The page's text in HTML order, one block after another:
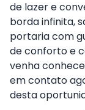
de lazer e
borda infinita,
portaria com
de conforto e
venha
em contato
desta